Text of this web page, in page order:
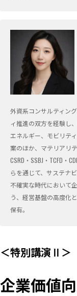
外資系コンサルティン
ィ推進の双方を経験し
エネルギー、モビリテ
案のほか、マテリアリ
CSRD・SSBJ・TCFD・
らを通じて、サステナ
不確実な時代において
う、経営基盤の高度化
保有。
＜特別講演Ⅱ＞
企業価値